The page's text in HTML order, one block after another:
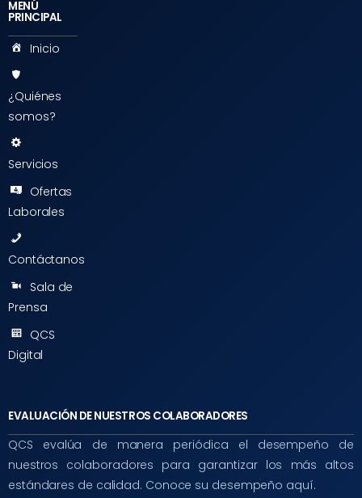
MENÚ
PRINCIPAL
Inicio
¿Quiénes
somos?
Servicios
Ofertas
Laborales
Contáctanos
Sala de
Prensa
QCS
Digital
EVALUACIÓN DE NUESTROS COLABORADORES
QCS evalúa de manera periódica el desempeño de
nuestros colaboradores para garantizar los más altos
estándares de calidad. Conoce su desempeño aquí.